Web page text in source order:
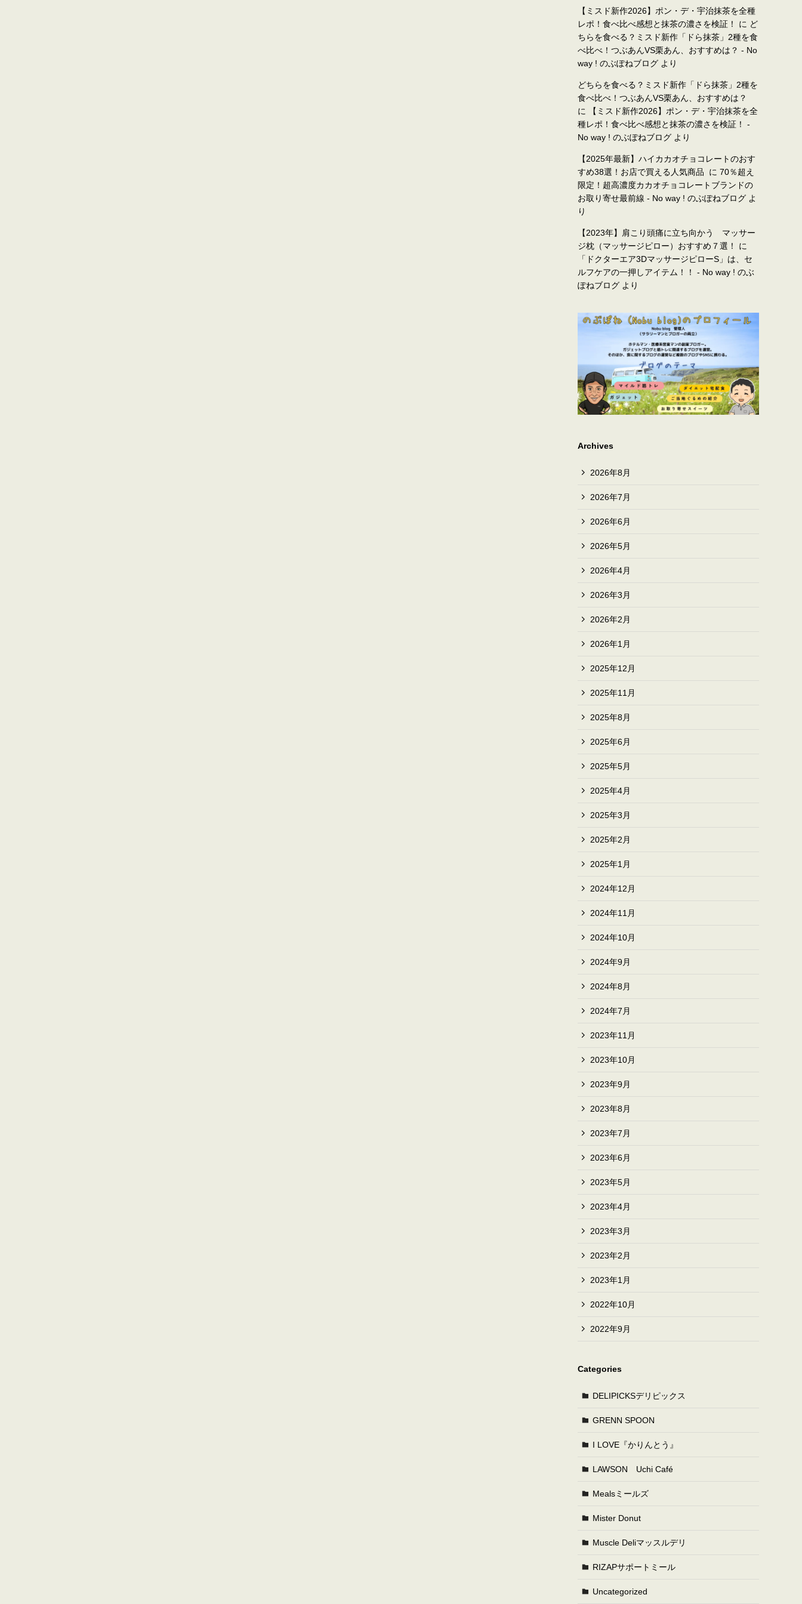
【ミスド新作2026】ポン・デ・宇治抹茶を全種
レポ！食べ比べ感想と抹茶の濃さを検証！
に ど
ちらを食べる？ミスド新作「ドら抹茶」2種を食
べ比べ！つぶあんVS栗あん、おすすめは？ - No
way ! のぶぽねブログ より
どちらを食べる？ミスド新作「ドら抹茶」2種を
食べ比べ！つぶあんVS栗あん、おすすめは？
に
【ミスド新作2026】ポン・デ・宇治抹茶を全
種レポ！食べ比べ感想と抹茶の濃さを検証！ -
No way ! のぶぽねブログ より
【2025年最新】ハイカカオチョコレートのおす
すめ38選！お店で買える人気商品
に 70％超え
限定！超高濃度カカオチョコレートブランドの
お取り寄せ最前線 - No way ! のぶぽねブログ よ
り
【2023年】肩こり頭痛に立ち向かう マッサー
ジ枕（マッサージピロー）おすすめ７選！
に
「ドクターエア3DマッサージピローS」は、セ
ルフケアの一押しアイテム！！ - No way ! のぶ
ぽねブログ より
Archives
2026年8月
2026年7月
2026年6月
2026年5月
2026年4月
2026年3月
2026年2月
2026年1月
2025年12月
2025年11月
2025年8月
2025年6月
2025年5月
2025年4月
2025年3月
2025年2月
2025年1月
2024年12月
2024年11月
2024年10月
2024年9月
2024年8月
2024年7月
2023年11月
2023年10月
2023年9月
2023年8月
2023年7月
2023年6月
2023年5月
2023年4月
2023年3月
2023年2月
2023年1月
2022年10月
2022年9月
Categories
DELIPICKSデリピックス
GRENN SPOON
I LOVE『かりんとう』
LAWSON Uchi Café
Mealsミールズ
Mister Donut
Muscle Deliマッスルデリ
RIZAPサポートミール
Uncategorized